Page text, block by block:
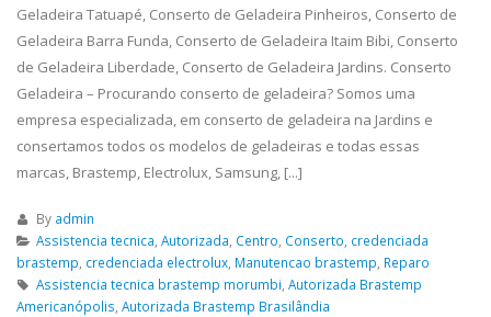
Geladeira Tatuapé, Conserto de Geladeira Pinheiros, Conserto de
Geladeira Barra Funda, Conserto de Geladeira Itaim Bibi, Conserto
de Geladeira Liberdade, Conserto de Geladeira Jardins. Conserto
Geladeira – Procurando conserto de geladeira? Somos uma
empresa especializada, em conserto de geladeira na Jardins e
consertamos todos os modelos de geladeiras e todas essas
marcas, Brastemp, Electrolux, Samsung, [...]
By admin
Assistencia tecnica, Autorizada, Centro, Conserto, credenciada
brastemp, credenciada electrolux, Manutencao brastemp, Reparo
Assistencia tecnica brastemp morumbi, Autorizada Brastemp
Americanópolis, Autorizada Brastemp Brasilândia